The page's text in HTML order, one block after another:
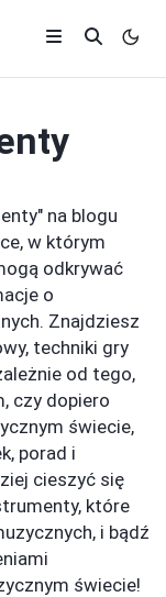
na blogu
w którym
odkrywać
o
Znajdziesz
techniki gry
od tego,
czy dopiero
świecie,
porad i
cieszyć się
które
i bądź
świecie!